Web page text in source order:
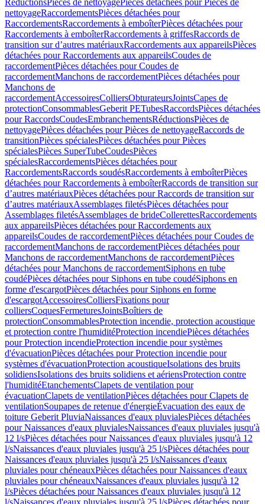
RéductionsPièces de nettoyagePièces détachées pour Pièces de
nettoyageRaccordementsPièces détachées pour
RaccordementsRaccordements à emboîterPièces détachées pour
Raccordements à emboîterRaccordements à griffesRaccords de
transition sur d’autres matériauxRaccordements aux appareilsPièces
détachées pour Raccordements aux appareilsCoudes de
raccordementPièces détachées pour Coudes de
raccordementManchons de raccordementPièces détachées pour
Manchons de
raccordementAccessoiresColliersObturateursJointsCapes de
protectionConsommablesGeberit PETubesRaccordsPièces détachées
pour RaccordsCoudesEmbranchementsRéductionsPièces de
nettoyagePièces détachées pour Pièces de nettoyageRaccords de
transitionPièces spécialesPièces détachées pour Pièces
spécialesPièces SuperTubeCoudesPièces
spécialesRaccordementsPièces détachées pour
RaccordementsRaccords soudésRaccordements à emboîterPièces
détachées pour Raccordements à emboîterRaccords de transition sur
d’autres matériauxPièces détachées pour Raccords de transition sur
d’autres matériauxAssemblages filetésPièces détachées pour
Assemblages filetésAssemblages de brideCollerettesRaccordements
aux appareilsPièces détachées pour Raccordements aux
appareilsCoudes de raccordementPièces détachées pour Coudes de
raccordementManchons de raccordementPièces détachées pour
Manchons de raccordementManchons de raccordementPièces
détachées pour Manchons de raccordementSiphons en tube
coudéPièces détachées pour Siphons en tube coudéSiphons en
forme d'escargotPièces détachées pour Siphons en forme
d'escargotAccessoiresColliersFixations pour
colliersCoquesFermeturesJointsBoîtiers de
protectionConsommablesProtection incendie, protection acoustique
et protection contre l'humiditéProtection incendiePièces détachées
pour Protection incendieProtection incendie pour systèmes
d'évacuationPièces détachées pour Protection incendie pour
systèmes d'évacuationProtection acoustiqueIsolations des bruits
solidiensIsolations des bruits solidiens et aériensProtection contre
l'humiditéEtanchementsClapets de ventilation pour
évacuationClapets de ventilationPièces détachées pour Clapets de
ventilationSoupapes de retenue d'énergieÉvacuation des eaux de
toiture Geberit PluviaNaissances d'eaux pluvialesPièces détachées
pour Naissances d'eaux pluvialesNaissances d'eaux pluviales jusqu'à
12 l/sPièces détachées pour Naissances d'eaux pluviales jusqu'à 12
l/sNaissances d'eaux pluviales jusqu'à 25 l/sPièces détachées pour
Naissances d'eaux pluviales jusqu'à 25 l/sNaissances d'eaux
pluviales pour chéneauxPièces détachées pour Naissances d'eaux
pluviales pour chéneauxNaissances d'eaux pluviales jusqu'à 12
l/sPièces détachées pour Naissances d'eaux pluviales jusqu'à 12
l/sNaissances d'eaux pluviales jusqu'à 25 l/sPièces détachées pour